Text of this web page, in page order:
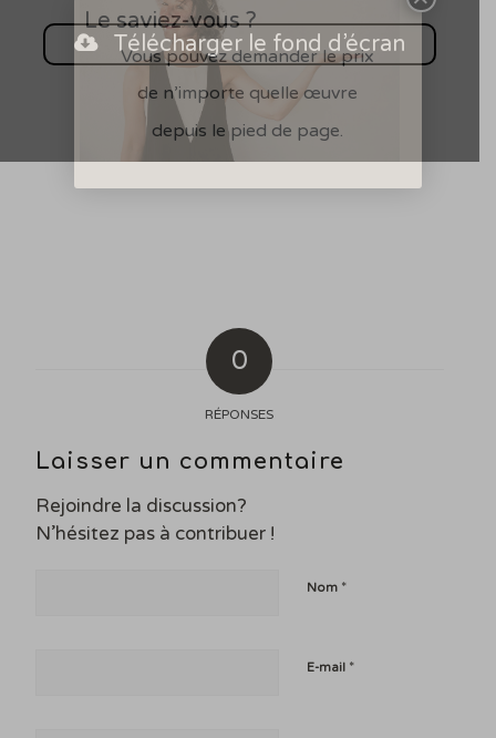
Télécharger le fond d’écran
0
RÉPONSES
Laisser un commentaire
Rejoindre la discussion?
N’hésitez pas à contribuer !
Nom *
E-mail *
Le saviez-vous ?
Vous pouvez demander le prix
de n’importe quelle œuvre
depuis le pied de page.